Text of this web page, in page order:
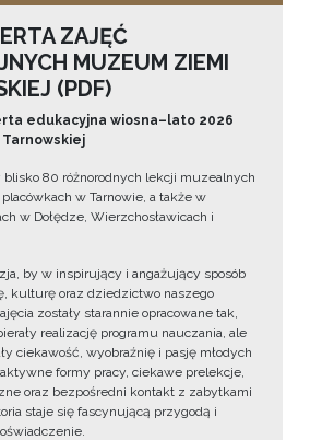
ZAJĘĆ
MUZEUM ZIEMI
(PDF)
edukacyjna wiosna–lato 2026
Tarnowskiej
blisko 80 różnorodnych lekcji muzealnych
w Tarnowie, a także w
w Dołędze, Wierzchosławicach i
by w inspirujący i angażujący sposób
kulturę oraz dziedzictwo naszego
zostały starannie opracowane tak,
realizację programu nauczania, ale
ciekawość, wyobraźnię i pasję młodych
formy pracy, ciekawe prelekcje,
oraz bezpośredni kontakt z zabytkami
staje się fascynującą przygodą i